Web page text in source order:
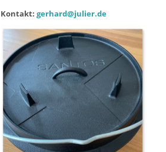
Kontakt: gerhard@julier.de